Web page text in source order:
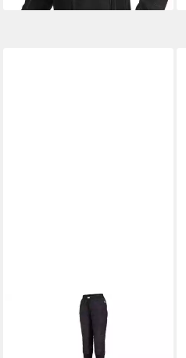
Motorradhose Down-
Y 2.0 Midlayer Damen Hose
139,00 €